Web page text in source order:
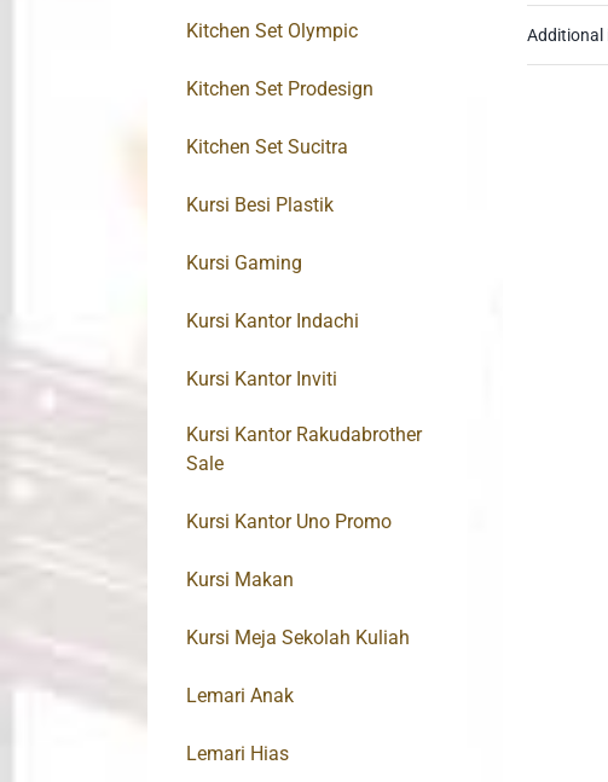
Additional
Kitchen Set Olympic
Kitchen Set Prodesign
Kitchen Set Sucitra
Kursi Besi Plastik
Kursi Gaming
Kursi Kantor Indachi
Kursi Kantor Inviti
Kursi Kantor Rakudabrother
Sale
Kursi Kantor Uno Promo
Kursi Makan
Kursi Meja Sekolah Kuliah
Lemari Anak
Lemari Hias